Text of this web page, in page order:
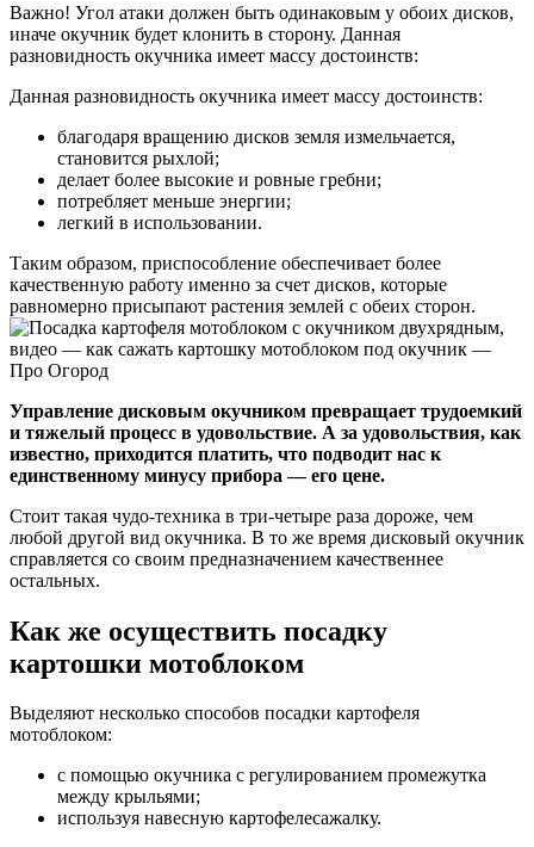
Важно! Угол атаки должен быть одинаковым у обоих дисков,
иначе окучник будет клонить в сторону. Данная
разновидность окучника имеет массу достоинств:
Данная разновидность окучника имеет массу достоинств:
благодаря вращению дисков земля измельчается,
становится рыхлой;
делает более высокие и ровные гребни;
потребляет меньше энергии;
легкий в использовании.
Таким образом, приспособление обеспечивает более
качественную работу именно за счет дисков, которые
равномерно присыпают растения землей с обеих сторон.
Управление дисковым окучником превращает трудоемкий
и тяжелый процесс в удовольствие. А за удовольствия, как
известно, приходится платить, что подводит нас к
единственному минусу прибора — его цене.
Стоит такая чудо-техника в три-четыре раза дороже, чем
любой другой вид окучника. В то же время дисковый окучник
справляется со своим предназначением качественнее
остальных.
Как же осуществить посадку
картошки мотоблоком
Выделяют несколько способов посадки картофеля
мотоблоком:
с помощью окучника с регулированием промежутка
между крыльями;
используя навесную картофелесажалку.